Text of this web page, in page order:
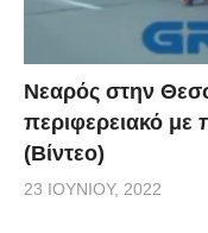
Νεαρός στην
περιφερειακό με
(Βίντεο)
23 ΙΟΥΝΊΟΥ, 2022